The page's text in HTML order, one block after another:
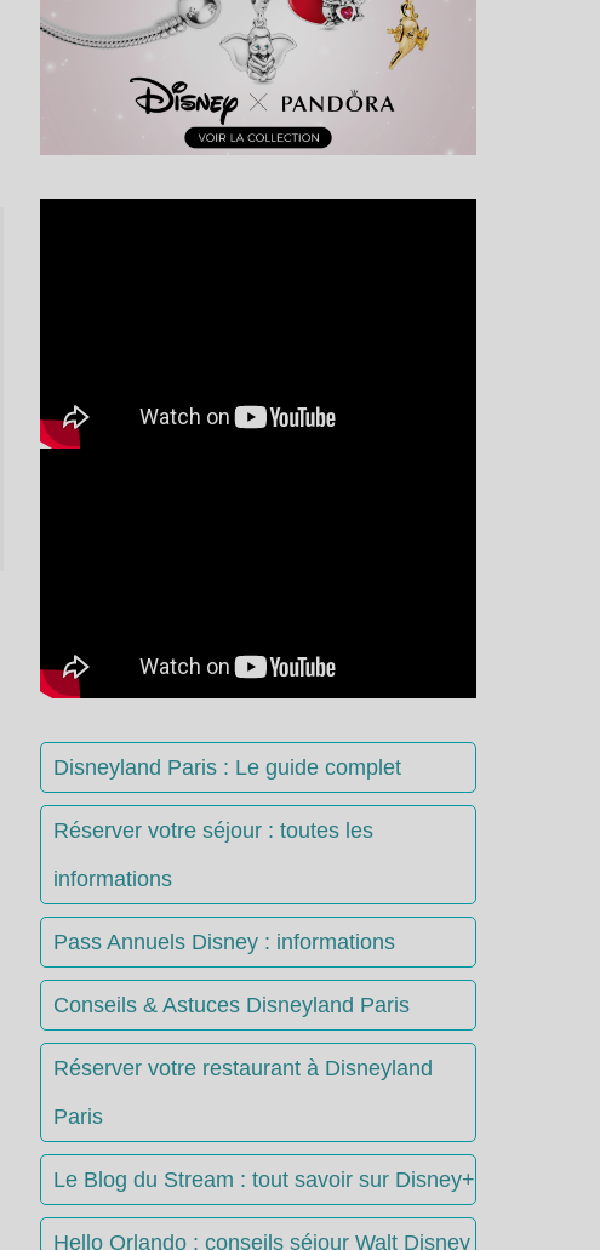
Disneyland Paris : Le guide complet
Réserver votre séjour : toutes les
informations
Pass Annuels Disney : informations
Conseils & Astuces Disneyland Paris
Réserver votre restaurant à Disneyland
Paris
Le Blog du Stream : tout savoir sur Disney+
Hello Orlando : conseils séjour Walt Disney